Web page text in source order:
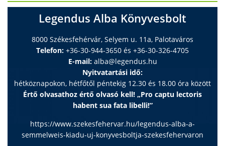
Legendus Alba Könyvesbolt
8000 Székesfehérvár, Selyem u. 11a, Palotaváros
Telefon: +36-30-944-3650 és +36-30-326-4705
E-mail: alba@legendus.hu
Nyitvatartási idő:
hétköznapokon, hétfőtől péntekig 12.30 és 18.00 óra között
Értő olvasathoz értő olvasó kell! „Pro captu lectoris
habent sua fata libelli!”
https://www.szekesfehervar.hu/legendus-alba-a-
semmelweis-kiadu-uj-konyvesboltja-szekesfehervaron